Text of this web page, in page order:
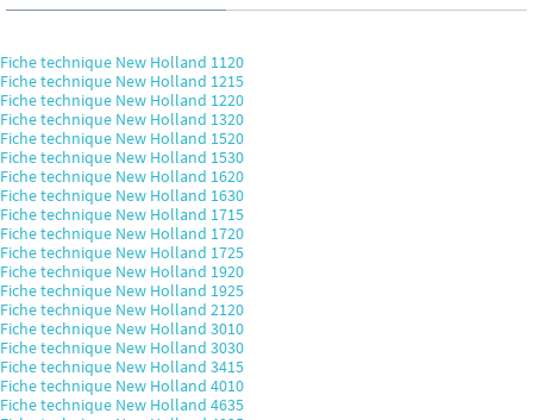
Fiche technique New Holland 1120
Fiche technique New Holland 1215
Fiche technique New Holland 1220
Fiche technique New Holland 1320
Fiche technique New Holland 1520
Fiche technique New Holland 1530
Fiche technique New Holland 1620
Fiche technique New Holland 1630
Fiche technique New Holland 1715
Fiche technique New Holland 1720
Fiche technique New Holland 1725
Fiche technique New Holland 1920
Fiche technique New Holland 1925
Fiche technique New Holland 2120
Fiche technique New Holland 3010
Fiche technique New Holland 3030
Fiche technique New Holland 3415
Fiche technique New Holland 4010
Fiche technique New Holland 4635